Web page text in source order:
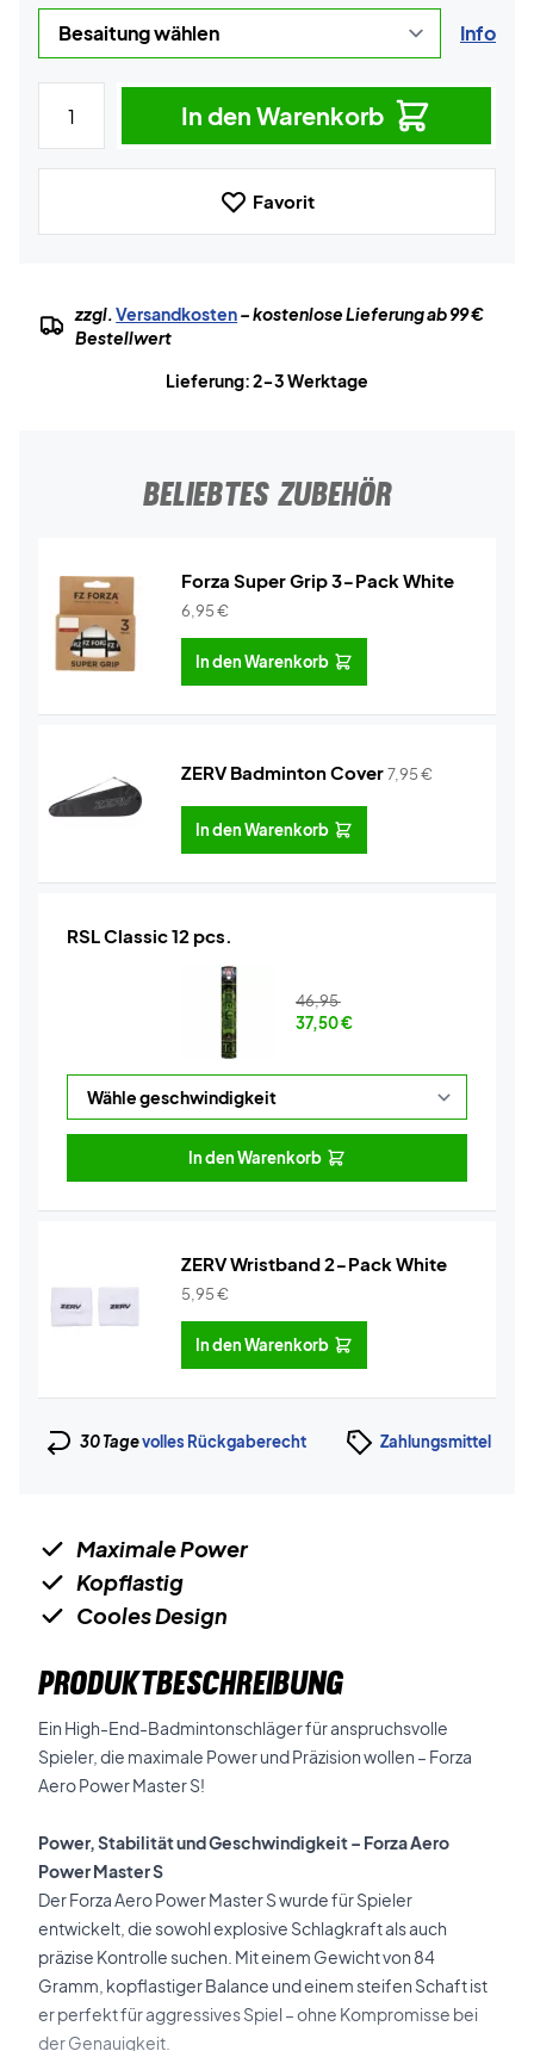
Info
In den Warenkorb
Favorit
zzgl.Versandkosten– kostenlose Lieferung ab 99 €
Bestellwert
Lieferung: 2-3 Werktage
BELIEBTES ZUBEHÖR
Forza Super Grip 3-Pack White
6,95€
In den Warenkorb
ZERV Badminton Cover7,95€
In den Warenkorb
RSL Classic 12 pcs.
46,95
37,50€
In den Warenkorb
ZERV Wristband 2-Pack White
5,95€
In den Warenkorb
30 Tagevolles Rückgaberecht Zahlungsmittel
Maximale Power
Kopflastig
Cooles Design
PRODUKTBESCHREIBUNG
Ein High-End-Badmintonschläger für anspruchsvolle
Spieler, die maximale Power und Präzision wollen – Forza
Aero Power Master S!
Power, Stabilität und Geschwindigkeit – Forza Aero
Power Master S
Der Forza Aero Power Master S wurde für Spieler
entwickelt, die sowohl explosive Schlagkraft als auch
präzise Kontrolle suchen. Mit einem Gewicht von 84
Gramm, kopflastiger Balance und einem steifen Schaft ist
er perfekt für aggressives Spiel – ohne Kompromisse bei
der Genauigkeit.